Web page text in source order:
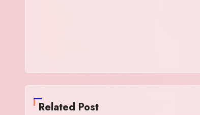
Related Post